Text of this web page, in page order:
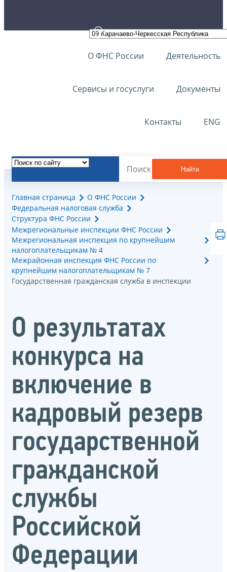
О ФНС России Деятельность
Сервисы и госуслуги Документы
Контакты ENG
Найти
Главная страница
О ФНС России
Федеральная налоговая служба
Структура ФНС России
Межрегиональные инспекции ФНС России
Межрегиональная инспекция по крупнейшим
налогоплательщикам № 4
Межрайонная инспекция ФНС России по
крупнейшим налогоплательщикам № 7
Государственная гражданская служба в инспекции
О результатах
конкурса на
включение в
кадровый резерв
государственной
гражданской
службы
Российской
Федерации